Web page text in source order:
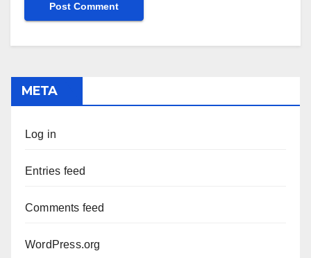
META
Log in
Entries feed
Comments feed
WordPress.org